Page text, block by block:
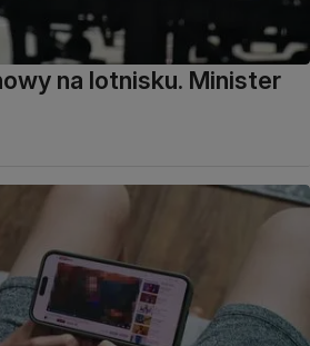
na lotnisku. Minister